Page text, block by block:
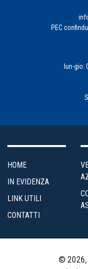
PEC
lun-gio:
HOME
IN EVIDENZA
LINK UTILI
CONTATTI
© 2026,